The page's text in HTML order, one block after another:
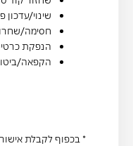
שינוי/
חסימה/
הנפקת
הקפאה/
* בכפוף לקבלת